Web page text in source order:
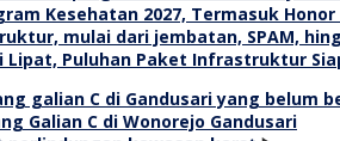
Kesehatan 2027, Termasuk Honor
Puluhan Paket Infrastruktur
Galian C di Wonorejo Gandusari